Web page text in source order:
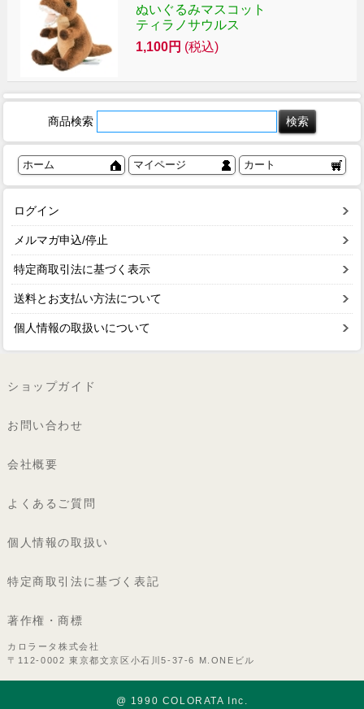
ぬいぐるみマスコット
ティラノサウルス
1,100円 (税込)
商品検索
ホーム マイページ カート
ログイン
メルマガ申込/停止
特定商取引法に基づく表示
送料とお支払い方法について
個人情報の取扱いについて
ショップガイド
お問い合わせ
会社概要
よくあるご質問
個人情報の取扱い
特定商取引法に基づく表記
著作権・商標
カロラータ株式会社
〒112-0002 東京都文京区小石川5-37-6 M.ONEビル
@ 1990 COLORATA Inc.